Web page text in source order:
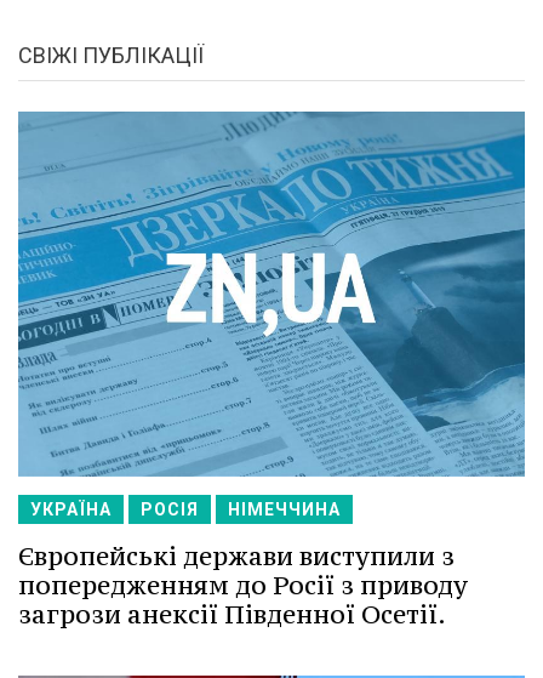
СВІЖІ ПУБЛІКАЦІЇ
УКРАЇНА РОСІЯ НІМЕЧЧИНА
Європейські держави виступили з
попередженням до Росії з приводу
загрози анексії Південної Осетії.